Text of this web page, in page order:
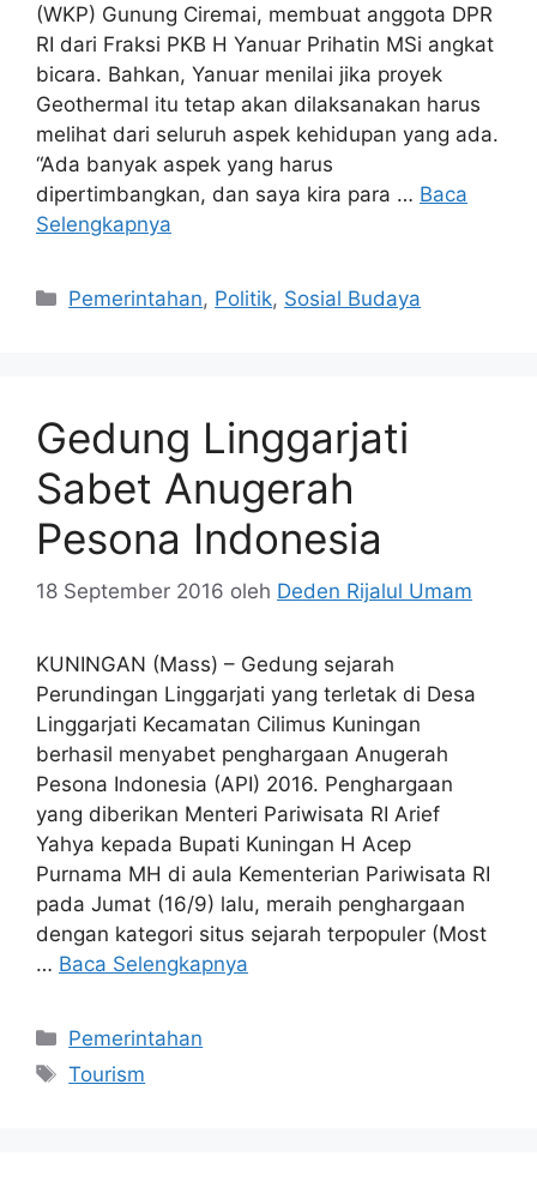
(WKP) Gunung Ciremai, membuat anggota DPR
RI dari Fraksi PKB H Yanuar Prihatin MSi angkat
bicara. Bahkan, Yanuar menilai jika proyek
Geothermal itu tetap akan dilaksanakan harus
melihat dari seluruh aspek kehidupan yang ada.
“Ada banyak aspek yang harus
dipertimbangkan, dan saya kira para … Baca
Selengkapnya
Kategori
Pemerintahan, Politik, Sosial Budaya
Gedung Linggarjati
Sabet Anugerah
Pesona Indonesia
18 September 2016 oleh Deden Rijalul Umam
KUNINGAN (Mass) – Gedung sejarah
Perundingan Linggarjati yang terletak di Desa
Linggarjati Kecamatan Cilimus Kuningan
berhasil menyabet penghargaan Anugerah
Pesona Indonesia (API) 2016. Penghargaan
yang diberikan Menteri Pariwisata RI Arief
Yahya kepada Bupati Kuningan H Acep
Purnama MH di aula Kementerian Pariwisata RI
pada Jumat (16/9) lalu, meraih penghargaan
dengan kategori situs sejarah terpopuler (Most
… Baca Selengkapnya
Kategori
Pemerintahan
Tag
Tourism